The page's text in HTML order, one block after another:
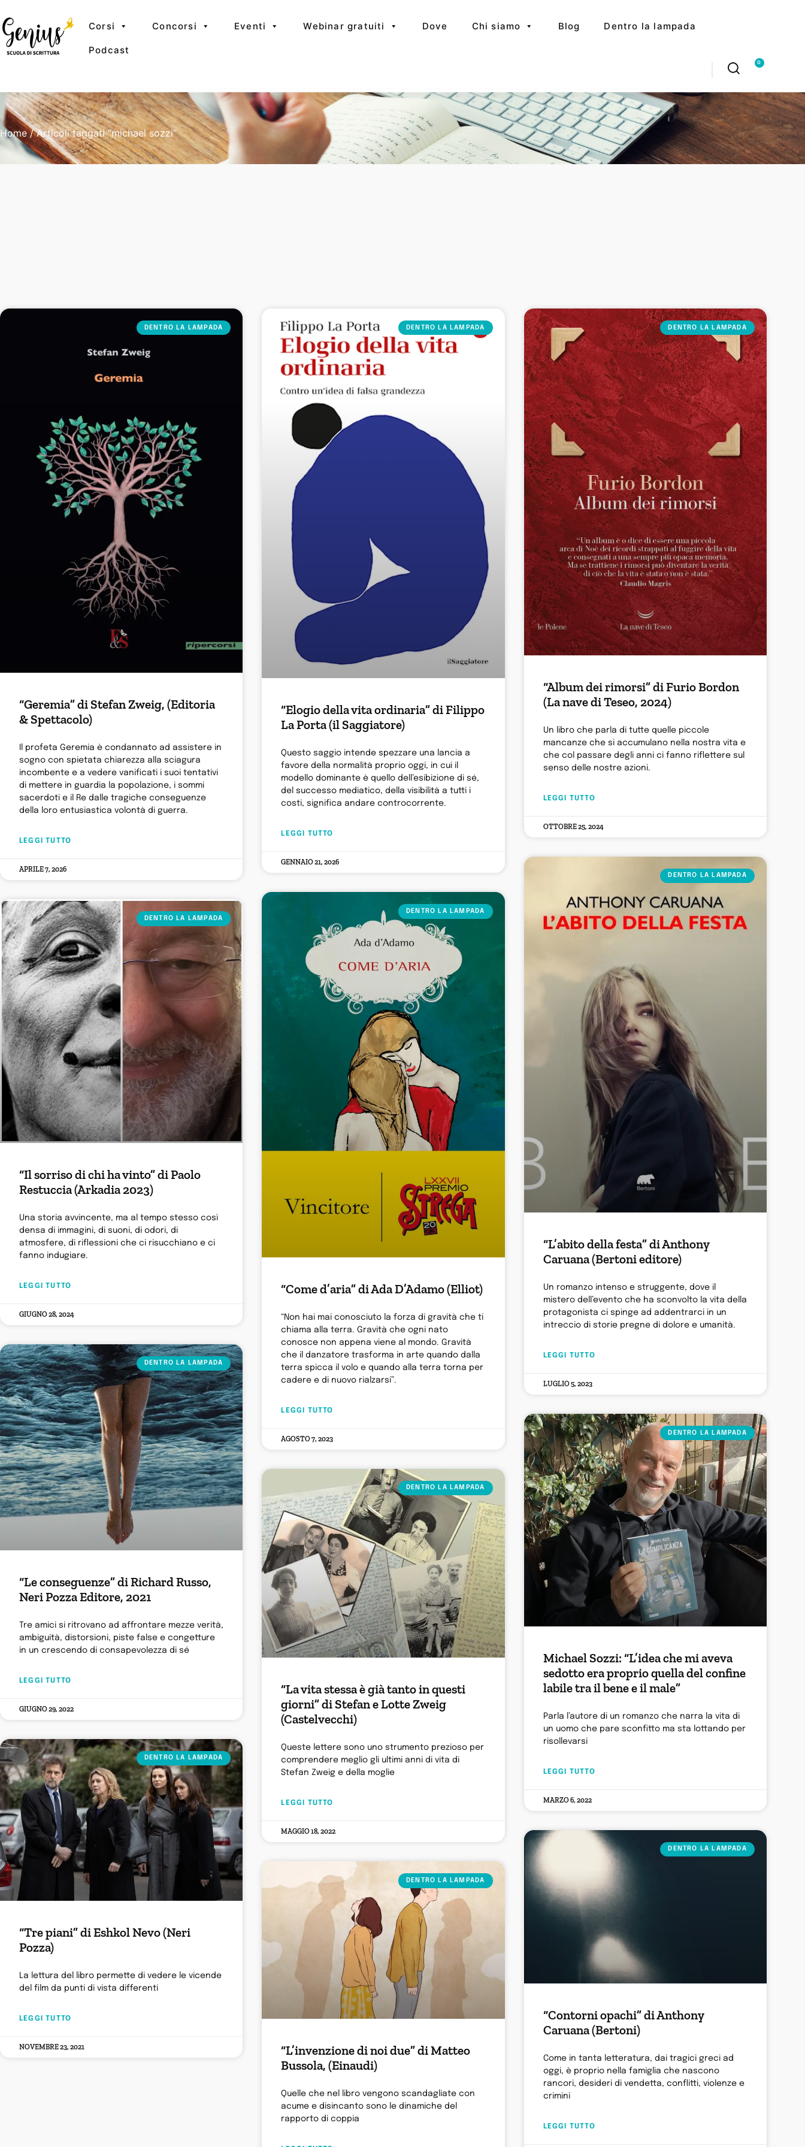
Corsi Concorsi Eventi Webinar gratuiti Dove Chi siamo Blog Dentro la lampada
Podcast
0
Home/ Articoli taggati “michael sozzi”
DENTRO LA LAMPADA
“Geremia” di Stefan Zweig, (Editoria
& Spettacolo)
Il profeta Geremia è condannato ad assistere in
sogno con spietata chiarezza alla sciagura
incombente e a vedere vanificati i suoi tentativi
di mettere in guardia la popolazione, i sommi
sacerdoti e il Re dalle tragiche conseguenze
della loro entusiastica volontà di guerra.
LEGGI TUTTO
APRILE 7, 2026
DENTRO LA LAMPADA
“Elogio della vita ordinaria” di Filippo
La Porta (il Saggiatore)
Questo saggio intende spezzare una lancia a
favore della normalità proprio oggi, in cui il
modello dominante è quello dell’esibizione di sé,
del successo mediatico, della visibilità a tutti i
costi, significa andare controcorrente.
LEGGI TUTTO
GENNAIO 21, 2026
DENTRO LA LAMPADA
“Album dei rimorsi” di Furio Bordon
(La nave di Teseo, 2024)
Un libro che parla di tutte quelle piccole
mancanze che si accumulano nella nostra vita e
che col passare degli anni ci fanno riflettere sul
senso delle nostre azioni.
LEGGI TUTTO
OTTOBRE 25, 2024
DENTRO LA LAMPADA
“Il sorriso di chi ha vinto” di Paolo
Restuccia (Arkadia 2023)
Una storia avvincente, ma al tempo stesso così
densa di immagini, di suoni, di odori, di
atmosfere, di riflessioni che ci risucchiano e ci
fanno indugiare.
LEGGI TUTTO
GIUGNO 28, 2024
DENTRO LA LAMPADA
“Come d’aria” di Ada D’Adamo (Elliot)
“Non hai mai conosciuto la forza di gravità che ti
chiama alla terra. Gravità che ogni nato
conosce non appena viene al mondo. Gravità
che il danzatore trasforma in arte quando dalla
terra spicca il volo e quando alla terra torna per
cadere e di nuovo rialzarsi”.
LEGGI TUTTO
AGOSTO 7, 2023
DENTRO LA LAMPADA
“L’abito della festa” di Anthony
Caruana (Bertoni editore)
Un romanzo intenso e struggente, dove il
mistero dell’evento che ha sconvolto la vita della
protagonista ci spinge ad addentrarci in un
intreccio di storie pregne di dolore e umanità.
LEGGI TUTTO
LUGLIO 5, 2023
DENTRO LA LAMPADA
“Le conseguenze” di Richard Russo,
Neri Pozza Editore, 2021
Tre amici si ritrovano ad affrontare mezze verità,
ambiguità, distorsioni, piste false e congetture
in un crescendo di consapevolezza di sé
LEGGI TUTTO
GIUGNO 29, 2022
DENTRO LA LAMPADA
“La vita stessa è già tanto in questi
giorni” di Stefan e Lotte Zweig
(Castelvecchi)
Queste lettere sono uno strumento prezioso per
comprendere meglio gli ultimi anni di vita di
Stefan Zweig e della moglie
LEGGI TUTTO
MAGGIO 18, 2022
DENTRO LA LAMPADA
Michael Sozzi: “L’idea che mi aveva
sedotto era proprio quella del confine
labile tra il bene e il male”
Parla l’autore di un romanzo che narra la vita di
un uomo che pare sconfitto ma sta lottando per
risollevarsi
LEGGI TUTTO
MARZO 6, 2022
DENTRO LA LAMPADA
“Tre piani” di Eshkol Nevo (Neri
Pozza)
La lettura del libro permette di vedere le vicende
del film da punti di vista differenti
LEGGI TUTTO
NOVEMBRE 23, 2021
DENTRO LA LAMPADA
“L’invenzione di noi due” di Matteo
Bussola, (Einaudi)
Quelle che nel libro vengono scandagliate con
acume e disincanto sono le dinamiche del
rapporto di coppia
DENTRO LA LAMPADA
“Contorni opachi” di Anthony
Caruana (Bertoni)
Come in tanta letteratura, dai tragici greci ad
oggi, è proprio nella famiglia che nascono
rancori, desideri di vendetta, conflitti, violenze e
crimini
LEGGI TUTTO